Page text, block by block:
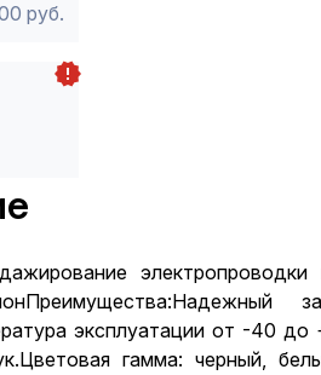
руб.
эксплуатации от -40
гамма: черный,